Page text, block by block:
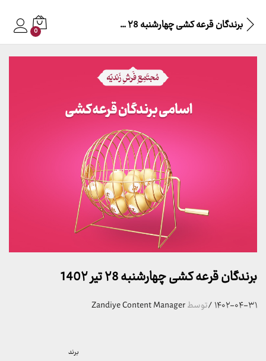
برندگان قرعه کشی چهارشنبه ۲8 تیر 140۲ 0
برندگان قرعه کشی چهارشنبه ۲8 تیر 140۲
۱۴۰۲-۰۴-۳۱/توسطZandiye Content Manager
برند